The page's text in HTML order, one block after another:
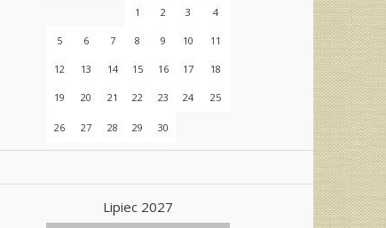
1
2 3 4
5 6 7 8 9 10 11
12 13 14 15 16 17 18
19 20 21 22 23 24 25
26 27 28 29 30
Lipiec 2027